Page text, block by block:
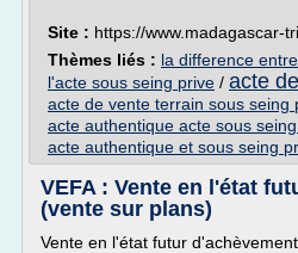
Site : https://www.madagascar-
Thèmes liés : la difference
l'acte sous seing prive / acte
acte de vente terrain sous seing
acte authentique acte sous
acte authentique et sous seing
VEFA : Vente en l'état
(vente sur plans)
Vente en l'état futur d'achèvement